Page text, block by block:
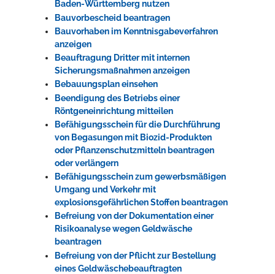
Baden-Württemberg nutzen
Bauvorbescheid beantragen
Bauvorhaben im Kenntnisgabeverfahren
anzeigen
Beauftragung Dritter mit internen
Sicherungsmaßnahmen anzeigen
Bebauungsplan einsehen
Beendigung des Betriebs einer
Röntgeneinrichtung mitteilen
Befähigungsschein für die Durchführung
von Begasungen mit Biozid-Produkten
oder Pflanzenschutzmitteln beantragen
oder verlängern
Befähigungsschein zum gewerbsmäßigen
Umgang und Verkehr mit
explosionsgefährlichen Stoffen beantragen
Befreiung von der Dokumentation einer
Risikoanalyse wegen Geldwäsche
beantragen
Befreiung von der Pflicht zur Bestellung
eines Geldwäschebeauftragten